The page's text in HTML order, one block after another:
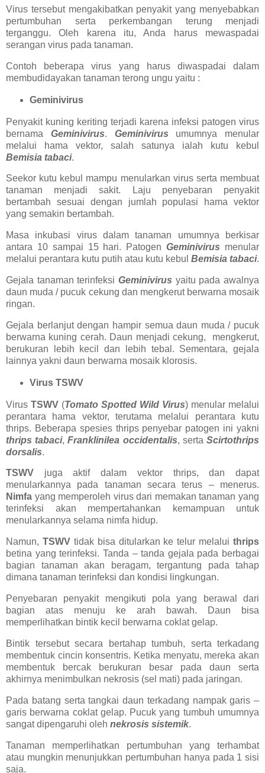
Virus tersebut mengakibatkan penyakit yang menyebabkan
pertumbuhan serta perkembangan terung menjadi
terganggu. Oleh karena itu, Anda harus mewaspadai
serangan virus pada tanaman.
Contoh beberapa virus yang harus diwaspadai dalam
membudidayakan tanaman terong ungu yaitu :
Geminivirus
Penyakit kuning keriting terjadi karena infeksi patogen virus
bernama Geminivirus. Geminivirus umumnya menular
melalui hama vektor, salah satunya ialah kutu kebul
Bemisia tabaci.
Seekor kutu kebul mampu menularkan virus serta membuat
tanaman menjadi sakit. Laju penyebaran penyakit
bertambah sesuai dengan jumlah populasi hama vektor
yang semakin bertambah.
Masa inkubasi virus dalam tanaman umumnya berkisar
antara 10 sampai 15 hari. PatogenGeminivirus menular
melalui perantara kutu putih atau kutu kebul Bemisia tabaci.
Gejala tanaman terinfeksi Geminivirus yaitu pada awalnya
daun muda / pucuk cekung dan mengkerut berwarna mosaik
ringan.
Gejala berlanjut dengan hampir semua daun muda / pucuk
berwarna kuning cerah. Daun menjadi cekung, mengkerut,
berukuran lebih kecil dan lebih tebal. Sementara, gejala
lainnya yakni daun berwarna mosaik klorosis.
Virus TSWV
Virus TSWV (Tomato Spotted Wild Virus) menular melalui
perantara hama vektor, terutama melalui perantara kutu
thrips. Beberapa spesies thrips penyebar patogen ini yakni
thrips tabaci,Franklinilea occidentalis, sertaScirtothrips
dorsalis.
TSWV juga aktif dalam vektor thrips, dan dapat
menularkannya pada tanaman secara terus – menerus.
Nimfa yang memperoleh virus dari memakan tanaman yang
terinfeksi akan mempertahankan kemampuan untuk
menularkannya selama nimfa hidup.
Namun, TSWVtidak bisa ditularkan ke telur melalui thrips
betina yang terinfeksi. Tanda – tanda gejala pada berbagai
bagian tanaman akan beragam, tergantung pada tahap
dimana tanaman terinfeksi dan kondisi lingkungan.
Penyebaran penyakit mengikuti pola yang berawal dari
bagian atas menuju ke arah bawah. Daun bisa
memperlihatkan bintik kecil berwarna coklat gelap.
Bintik tersebut secara bertahap tumbuh, serta terkadang
membentuk cincin konsentris. Ketika menyatu, mereka akan
membentuk bercak berukuran besar pada daun serta
akhirnya menimbulkan nekrosis (sel mati) pada jaringan.
Pada batang serta tangkai daun terkadang nampak garis –
garis berwarna coklat gelap. Pucuk yang tumbuh umumnya
sangat dipengaruhi oleh nekrosis sistemik.
Tanaman memperlihatkan pertumbuhan yang terhambat
atau mungkin menunjukkan pertumbuhan hanya pada 1 sisi
saja.